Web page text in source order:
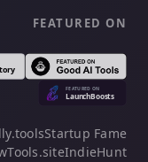
FEATURED ON
Startup Fame
IndieHunt